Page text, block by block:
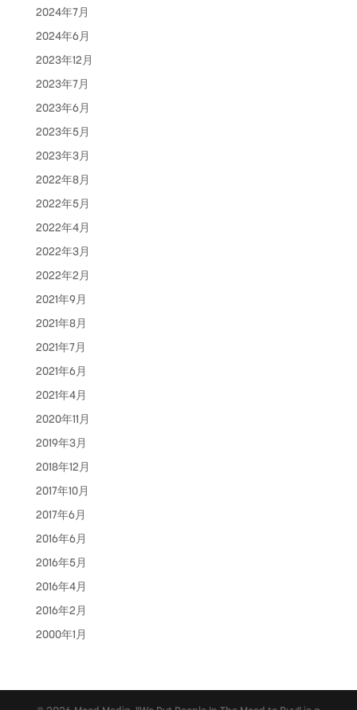
2024年7月
2024年6月
2023年12月
2023年7月
2023年6月
2023年5月
2023年3月
2022年8月
2022年5月
2022年4月
2022年3月
2022年2月
2021年9月
2021年8月
2021年7月
2021年6月
2021年4月
2020年11月
2019年3月
2018年12月
2017年10月
2017年6月
2016年6月
2016年5月
2016年4月
2016年2月
2000年1月